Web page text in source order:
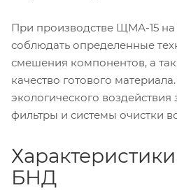
При производстве ЩМА-15
соблюдать определенные
смешения компонентов, а
качество готового
экологического воздействия
фильтры и системы очистки
БНД